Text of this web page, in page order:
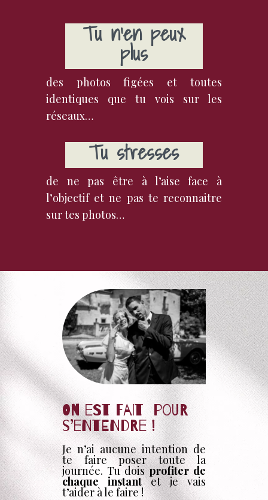
Tu n’en peux
plus
des photos figées et toutes
identiques que tu vois sur les
réseaux…
Tu stresses
de ne pas être à l’aise face à
l’objectif et ne pas te reconnaitre
sur tes photos…
On est fait pour
s’entendre !
Je n’ai aucune intention de
te faire poser toute la
journée. Tu doisprofiter de
chaque instantet je vais
t’aider à le faire !